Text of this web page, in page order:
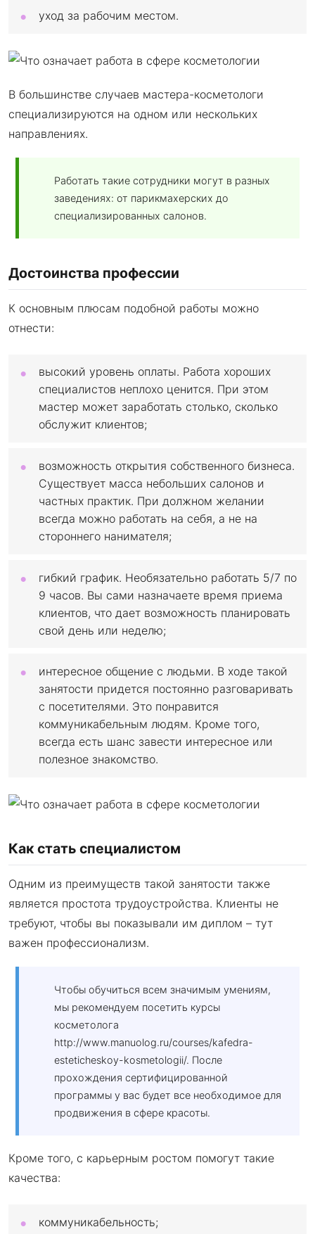
уход за рабочим местом.
В большинстве случаев мастера-косметологи
специализируются на одном или нескольких
направлениях.
Работать такие сотрудники могут в разных
заведениях: от парикмахерских до
специализированных салонов.
Достоинства профессии
К основным плюсам подобной работы можно
отнести:
высокий уровень оплаты. Работа хороших
специалистов неплохо ценится. При этом
мастер может заработать столько, сколько
обслужит клиентов;
возможность открытия собственного бизнеса.
Существует масса небольших салонов и
частных практик. При должном желании
всегда можно работать на себя, а не на
стороннего нанимателя;
гибкий график. Необязательно работать 5/7 по
9 часов. Вы сами назначаете время приема
клиентов, что дает возможность планировать
свой день или неделю;
интересное общение с людьми. В ходе такой
занятости придется постоянно разговаривать
с посетителями. Это понравится
коммуникабельным людям. Кроме того,
всегда есть шанс завести интересное или
полезное знакомство.
Как стать специалистом
Одним из преимуществ такой занятости также
является простота трудоустройства. Клиенты не
требуют, чтобы вы показывали им диплом – тут
важен профессионализм.
Чтобы обучиться всем значимым умениям,
мы рекомендуем посетить курсы
косметолога
http://www.manuolog.ru/courses/kafedra-
esteticheskoy-kosmetologii/. После
прохождения сертифицированной
программы у вас будет все необходимое для
продвижения в сфере красоты.
Кроме того, с карьерным ростом помогут такие
качества:
коммуникабельность;